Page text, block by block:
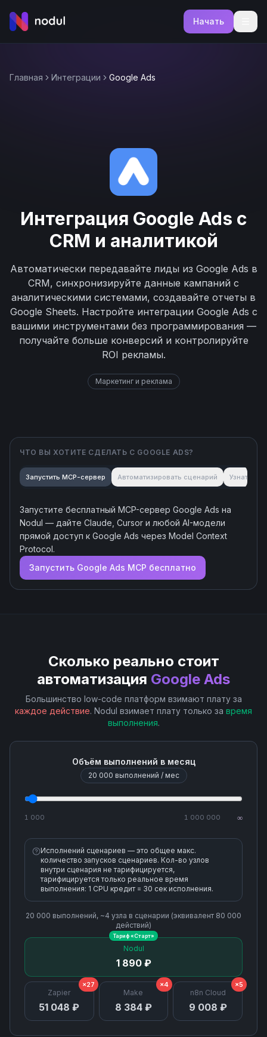
Начать
Главная Интеграции Google Ads
Интеграция Google Ads с
CRM и аналитикой
Автоматически передавайте лиды из Google Ads в
CRM, синхронизируйте данные кампаний с
аналитическими системами, создавайте отчеты в
Google Sheets. Настройте интеграции Google Ads с
вашими инструментами без программирования —
получайте больше конверсий и контролируйте
ROI рекламы.
Маркетинг и реклама
ЧТО ВЫ ХОТИТЕ СДЕЛАТЬ С GOOGLE ADS?
Запустить MCP-сервер Автоматизировать сценарий Узнать об
Запустите бесплатный MCP-сервер Google Ads на
Nodul — дайте Claude, Cursor и любой AI-модели
прямой доступ к Google Ads через Model Context
Protocol.
Запустить Google Ads MCP бесплатно
Сколько реально стоит
автоматизация Google Ads
Большинство low-code платформ взимают плату за
каждое действие. Nodul взимает плату только за время
выполнения.
Объём выполнений в месяц
20 000 выполнений / мес
1 000 1 000 000 ∞
Исполнений сценариев — это общее макс.
количество запусков сценариев. Кол-во узлов
внутри сценария не тарифицируется,
тарифицируется только реальное время
выполнения: 1 CPU кредит = 30 сек исполнения.
20 000 выполнений, ~4 узла в сценарии (эквивалент 80 000
действий)
Nodul
1 890 ₽
Тариф «Старт»
Zapier
51 048 ₽
×27
Make
8 384 ₽
×4
n8n Cloud
9 008 ₽
×5